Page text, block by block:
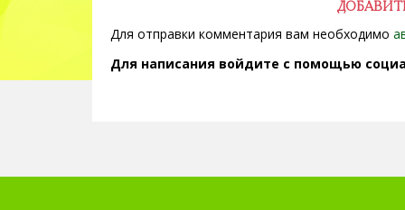
Для отправки комментария вам необходимо
Для написания войдите с помощью